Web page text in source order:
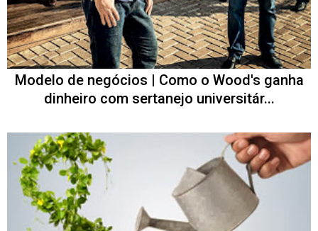
Modelo de negócios | Como o Wood's ganha
dinheiro com sertanejo universitár...